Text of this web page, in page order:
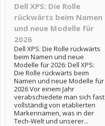
Dell XPS: Die Rolle
rückwärts beim Namen
und neue Modelle für
2026
Dell XPS: Die Rolle rückwärts
beim Namen und neue
Modelle für 2026: Dell XPS:
Die Rolle rückwärts beim
Namen und neue Modelle für
2026 Vor einem Jahr
verabschiedete man sich fast
vollständig von etablierten
Markennamen, was in der
Tech-Welt und unserer...